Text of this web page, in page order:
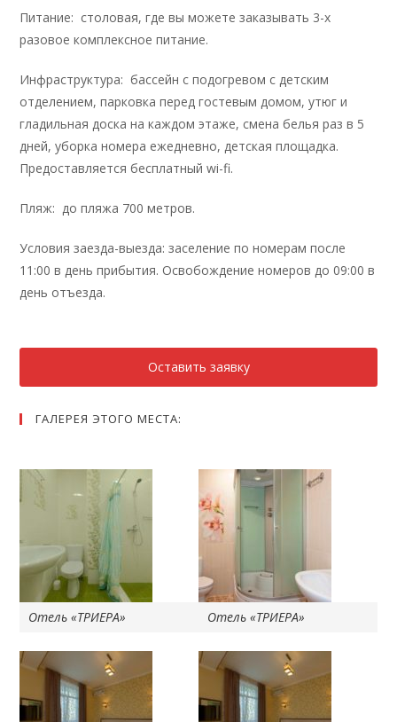
Питание: столовая, где вы можете заказывать 3-х
разовое комплексное питание.
Инфраструктура: бассейн с подогревом с детским
отделением, парковка перед гостевым домом, утюг и
гладильная доска на каждом этаже, смена белья раз в 5
дней, уборка номера ежедневно, детская площадка.
Предоставляется бесплатный wi-fi.
Пляж: до пляжа 700 метров.
Условия заезда-выезда: заселение по номерам после
11:00 в день прибытия. Освобождение номеров до 09:00 в
день отъезда.
Оставить заявку
ГАЛЕРЕЯ ЭТОГО МЕСТА:
Отель «ТРИЕРА» Отель «ТРИЕРА»